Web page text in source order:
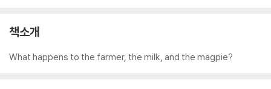
책소개
What happens to the farmer, the milk, and the magpie?